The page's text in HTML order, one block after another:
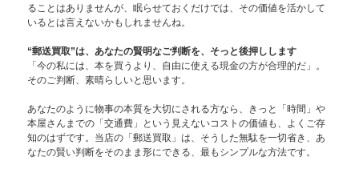
ることはありませんが、眠らせておくだけでは、その価値を活かして
いるとは言えないかもしれませんね。
“郵送買取”は、あなたの賢明なご判断を、そっと後押しします
「今の私には、本を買うより、自由に使える現金の方が合理的だ」。
そのご判断、素晴らしいと思います。
あなたのように物事の本質を大切にされる方なら、きっと「時間」や
本屋さんまでの「交通費」という見えないコストの価値も、よくご存
知のはずです。当店の「郵送買取」は、そうした無駄を一切省き、あ
なたの賢い判断をそのまま形にできる、最もシンプルな方法です。